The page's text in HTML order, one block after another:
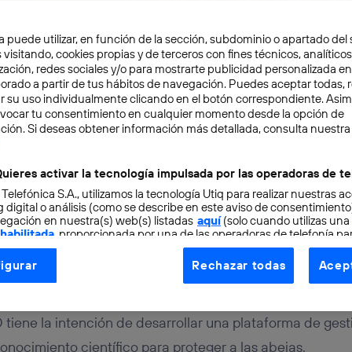
2 min
sostenible para las
big data
tiene la intención de desarrollar una plataforma de
científico para proteger a las abejas.
puede utilizar, en función de la sección, subdominio o apartado del
visitando, cookies propias y de terceros con fines técnicos,
redes sociales y/o para mostrarte publicidad personalizada
a partir de tus hábitos de navegación. Puedes aceptar todas,
su uso individualmente clicando en el botón correspondiente.
tu consentimiento en cualquier momento desde la opción de
Si deseas obtener información más detallada, consulta nuestra
activar la tecnología impulsada por las operadoras de
S.A., utilizamos la tecnología Utiq para realizar nuestras
digital o análisis (como se describe en este aviso de
en nuestra(s) web(s) listadas aquí(solo cuando utilizas una
, proporcionada por una de las operadoras de telefonía
consentimiento en cada página web).
Utiq está diseñada con la privacidad como prioridad
tu dirección IP y otra información de la cuenta de cliente de
a la conexión que utilizas (p. ej., número de teléfono móvil).
Rechazar todas